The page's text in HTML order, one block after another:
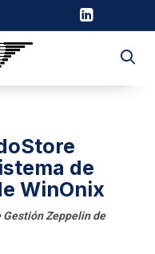
de
WinOnix
Zeppelin de